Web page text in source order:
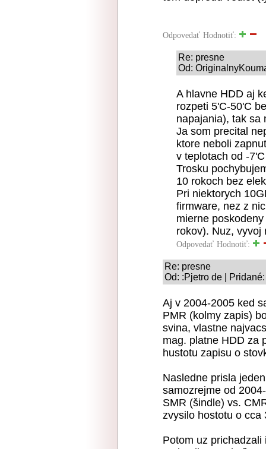
Odpovedať Hodnotiť:
Re: presne
Od:
A hlavne HDD aj
rozpeti 5'C-50'C
napajania), tak sa
Ja som precital
ktore neboli
v teplotach od -
Trosku
10 rokoch bez
Pri niektorych
firmware, nez z
mierne
rokov). Nuz, vyvoj
Odpovedať Hodnotiť:
Re: presne
Od: :Pjetro de |
Aj v 2004-2005 ked
PMR (kolmy zapis)
svina, vlastne
mag. platne HDD za
hustotu zapisu o
Nasledne prisla
samozrejme od
SMR (šindle) vs.
zvysilo hostotu o cca
Potom uz